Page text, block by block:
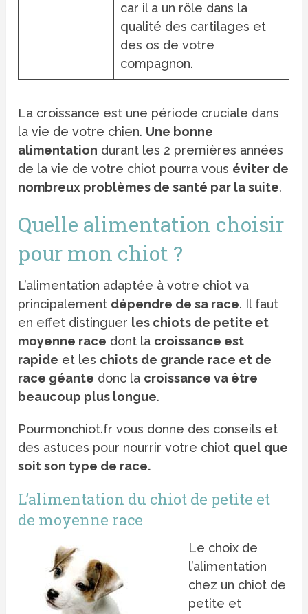
car il a un rôle dans la
qualité des cartilages et
des os de votre
compagnon.
La croissance est une période cruciale dans
la vie de votre chien. Une bonne
alimentation durant les 2 premières années
de la vie de votre chiot pourra vous éviter de
nombreux problèmes de santé par la suite.
Quelle alimentation choisir
pour mon chiot ?
L’alimentation adaptée à votre chiot va
principalement dépendre de sa race. Il faut
en effet distinguer les chiots de petite et
moyenne race dont la croissance est
rapide et les chiots de grande race et de
race géante donc la croissance va être
beaucoup plus longue.
Pourmonchiot.fr vous donne des conseils et
des astuces pour nourrir votre chiot quel que
soit son type de race.
L’alimentation du chiot de petite et
de moyenne race
Le choix de
l’alimentation
chez un chiot de
petite et